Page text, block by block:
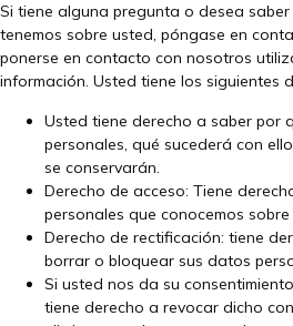
Si tiene alguna pregunta o desea
tenemos sobre usted, póngase en
ponerse en contacto con nosotros
información. Usted tiene los siguientes
Usted tiene derecho a saber por
personales, qué sucederá con
se conservarán.
Derecho de acceso: Tiene
personales que conocemos sobre
Derecho de rectificación: tiene
borrar o bloquear sus datos
Si usted nos da su
tiene derecho a revocar dicho